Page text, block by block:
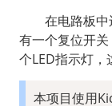
在电路板中
有一个复位开
个LED指示灯，
本项目使用